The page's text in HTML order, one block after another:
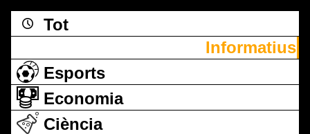
Tot
Informatius
Esports
Economia
Ciència